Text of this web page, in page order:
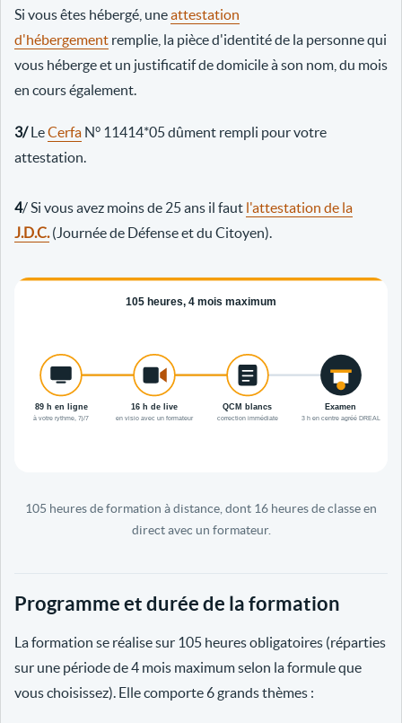
Si vous êtes hébergé, uneattestation
d'hébergement remplie, la pièce d'identité de la personne qui
vous héberge et un justificatif de domicile à son nom, du mois
en cours également.
3/LeCerfa N° 11414*05 dûment rempli pour votre
attestation.
4/ Si vous avez moins de 25 ans il faut l'attestation de la
J.D.C.(Journée de Défense et du Citoyen).
105 heures de formation à distance, dont 16 heures de classe en
direct avec un formateur.
Programme et durée de la formation
La formation se réalise sur 105 heures obligatoires (réparties
sur une période de 4 mois maximum selon la formule que
vous choisissez). Elle comporte 6 grands thèmes :